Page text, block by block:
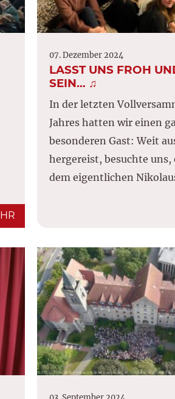
07. Dezember 2024
LASST UNS FROH
SEIN… ♫
In der letzten
Jahres hatten wir einen
besonderen Gast: Weit
hergereist, besuchte uns,
dem eigentlichen
03. September 2024